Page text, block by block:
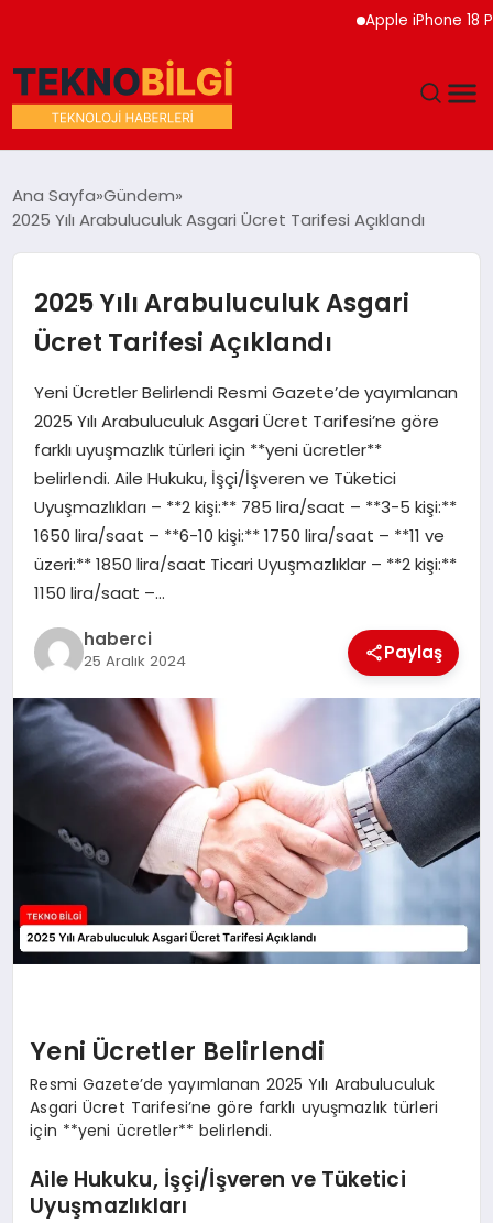
Apple iPhone 18 Pro
EĞITIM
EKONOMI
MAGAZIN
SAĞLIK
SIYASET
SPOR
TEKNOLOJI
Ana Sayfa Gündem
2025 Yılı Arabuluculuk Asgari Ücret Tarifesi Açıklandı
2025 Yılı Arabuluculuk Asgari
Ücret Tarifesi Açıklandı
Yeni Ücretler Belirlendi Resmi Gazete’de yayımlanan
2025 Yılı Arabuluculuk Asgari Ücret Tarifesi’ne göre
farklı uyuşmazlık türleri için **yeni ücretler**
belirlendi. Aile Hukuku, İşçi/İşveren ve Tüketici
Uyuşmazlıkları – **2 kişi:** 785 lira/saat – **3-5 kişi:**
1650 lira/saat – **6-10 kişi:** 1750 lira/saat – **11 ve
üzeri:** 1850 lira/saat Ticari Uyuşmazlıklar – **2 kişi:**
1150 lira/saat –…
haberci
25 Aralık 2024 Paylaş
Yeni Ücretler Belirlendi
Resmi Gazete’de yayımlanan 2025 Yılı Arabuluculuk
Asgari Ücret Tarifesi’ne göre farklı uyuşmazlık türleri
için **yeni ücretler** belirlendi.
Aile Hukuku, İşçi/İşveren ve Tüketici
Uyuşmazlıkları